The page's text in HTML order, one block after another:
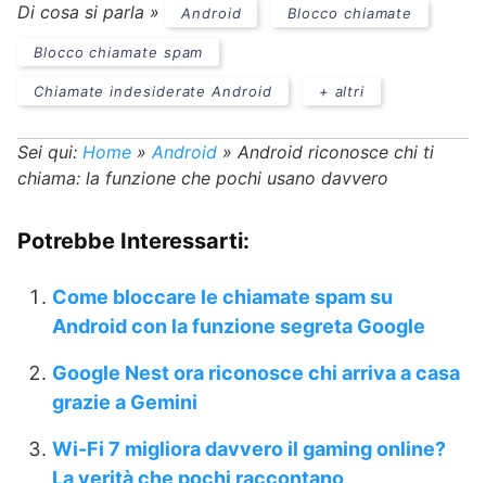
Di cosa si parla » Android Blocco chiamate
Blocco chiamate spam
Chiamate indesiderate Android + altri
Sei qui: Home » Android » Android riconosce chi ti
chiama: la funzione che pochi usano davvero
Potrebbe Interessarti:
Come bloccare le chiamate spam su
Android con la funzione segreta Google
Google Nest ora riconosce chi arriva a casa
grazie a Gemini
Wi-Fi 7 migliora davvero il gaming online?
La verità che pochi raccontano